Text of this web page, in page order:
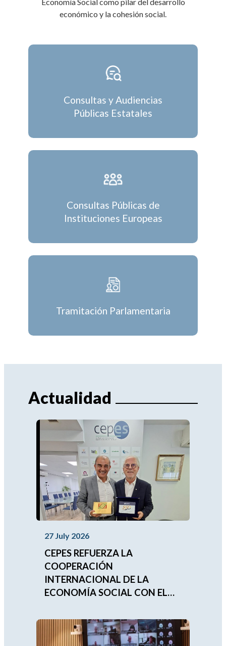
económico y la cohesión social.
Consultas y Audiencias
Públicas Estatales
Consultas Públicas de
Instituciones Europeas
Tramitación Parlamentaria
Actualidad
27 July 2026
CEPES REFUERZA LA
COOPERACIÓN
INTERNACIONAL DE LA
ECONOMÍA SOCIAL CON EL
UNIÓN MUNDIAL DE LAS
MUTUALIDADES